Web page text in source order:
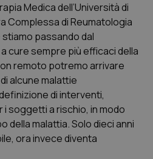
Medica dell’Università di
Complessa di Reumatologia
passando dal
cure sempre più efficaci della
remoto potremo arrivare
alcune malattie
di interventi,
soggetti a rischio, in modo
della malattia. Solo dieci anni
ora invece diventa